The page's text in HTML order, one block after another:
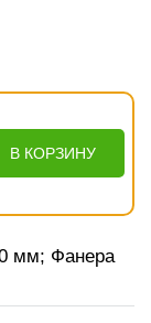
В КОРЗИНУ
мм; Фанера